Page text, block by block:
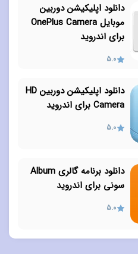
دانلود اپلیکیشن دوربین
موبایل OnePlus Camera
برای اندروید
5.0
دانلود اپلیکیشن دوربین HD
Camera برای اندروید
5.0
دانلود برنامه گالری Album
سونی برای اندروید
5.0